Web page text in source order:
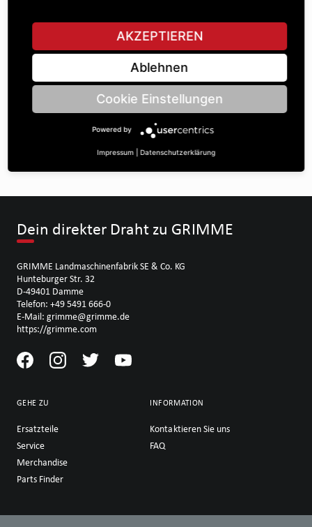
KETTENRÄdeR EINFACH ¾“ | Zähnezahl A: 24 | BohrungsØ B:
35 | Länge C: 35 |
Dein direkter Draht zu GRIMME
GRIMME Landmaschinenfabrik SE & Co. KG
Hunteburger Str. 32
D-49401 Damme
Telefon: +49 5491 666-0
E-Mail: grimme@grimme.de
https://grimme.com
GEHE ZU
Ersatzteile
Service
Merchandise
Parts Finder
INFORMATION
Kontaktieren Sie uns
FAQ
AKZEPTIEREN
Ablehnen
Cookie Einstellungen
Powered by
Impressum Datenschutzerklärung